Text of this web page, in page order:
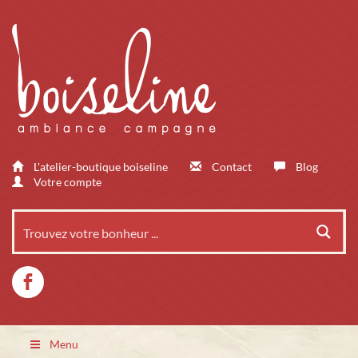
L'atelier-boutique boiseline Contact
Blog
Votre compte
Menu